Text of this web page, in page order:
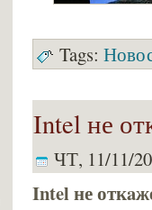
Tags:
Intel не
ЧТ, 11/11/
Intel не